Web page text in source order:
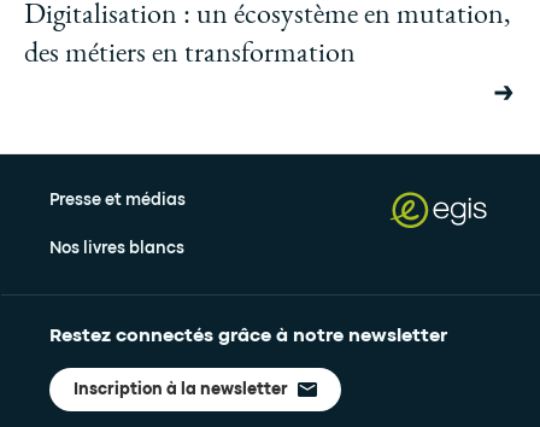
Digitalisation : un écosystème en mutation,
des métiers en transformation
Presse et médias
Nos livres blancs
Restez connectés grâce à notre newsletter
Inscription à la newsletter